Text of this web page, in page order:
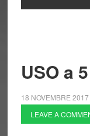
USO a
18 NOVEMBRE 2017
LEAVE A